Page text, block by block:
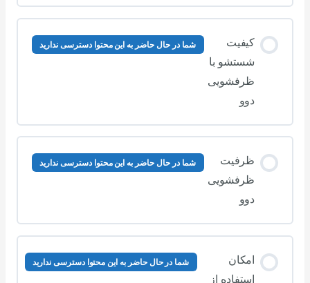
کیفیت
شستشو با
ظرفشویی
دوو
شما در حال حاضر به این محتوا دسترسی ندارید
ظرفیت
ظرفشویی
دوو
شما در حال حاضر به این محتوا دسترسی ندارید
امکان
استفاده از
شما در حال حاضر به این محتوا دسترسی ندارید